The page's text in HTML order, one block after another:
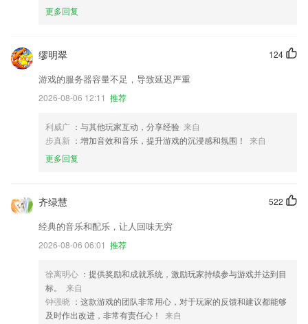
更多回复
124
缪明翠
游戏的服务器容量不足，导致延迟严重
2026-08-06 12:11 推荐
利威广 ：与其他玩家互动，分享经验 来自
步真新 ：增加音效和音乐，提升游戏的沉浸感和氛围！
来自
更多回复
522
齐绿慧
经典的音乐和配乐，让人回味无穷
2026-08-06 06:01 推荐
徐离明心 ：提供奖励和成就系统，激励玩家持续参与游戏并达到目
标。
来自
钟强晓 ：这款游戏的团队非常用心，对于玩家的反馈和建议都能够
及时作出改进，非常有责任心！
来自